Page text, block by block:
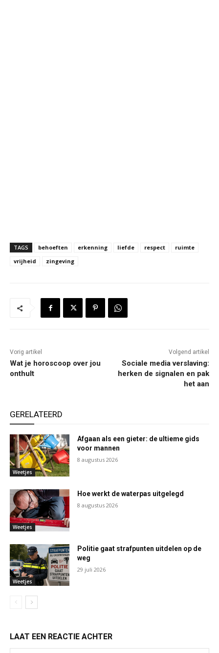
TAGS behoeften erkenning liefde respect
ruimte
vrijheid
zingeving
Vorig artikel
Wat je horoscoop over jou
onthult
Volgend artikel
Sociale media verslaving:
herken de signalen en pak
het aan
GERELATEERD
Weetjes
Afgaan als een gieter: de ultieme gids
voor mannen
8 augustus 2026
Weetjes
Hoe werkt de waterpas uitgelegd
8 augustus 2026
Weetjes
Politie gaat strafpunten uitdelen op de
weg
29 juli 2026
LAAT EEN REACTIE ACHTER